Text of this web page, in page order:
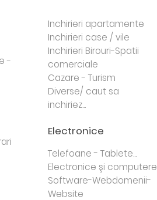
-
Inchirieri apartamente
Inchirieri case / vile
Inchirieri Birouri-Spatii
comerciale
Cazare - Turism
Diverse/ caut sa
inchiriez...
Electronice
Telefoane - Tablete...
Electronice şi computere
Software-Webdomenii-
Website